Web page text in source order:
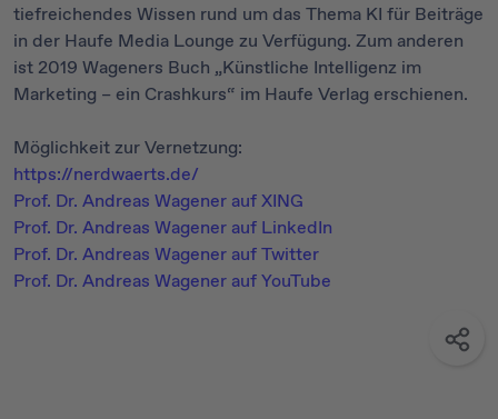
tiefreichendes Wissen rund um das Thema KI für Beiträge
in der Haufe Media Lounge zu Verfügung. Zum anderen
ist 2019 Wageners Buch „Künstliche Intelligenz im
Marketing – ein Crashkurs“ im Haufe Verlag erschienen.
Möglichkeit zur Vernetzung:
https://nerdwaerts.de/
Prof. Dr. Andreas Wagener auf XING
Prof. Dr. Andreas Wagener auf LinkedIn
Prof. Dr. Andreas Wagener auf Twitter
Prof. Dr. Andreas Wagener auf YouTube